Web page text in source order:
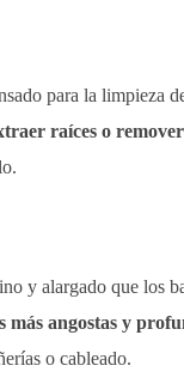
para la limpieza
raíces o
y alargado que los
más angostas y
o cableado.